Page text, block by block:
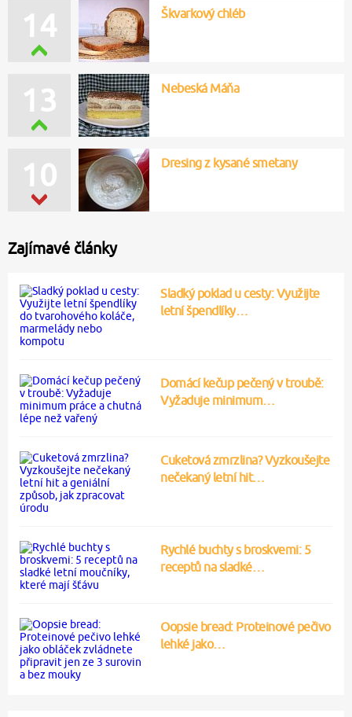
13 Nebeská Máňa
14 Škvarkový chléb
10 Dresing z kysané smetany
Zajímavé články
Sladký poklad u cesty: Využijte
letní špendlíky…
Domácí kečup pečený v troubě:
Vyžaduje minimum…
Cuketová zmrzlina? Vyzkoušejte
nečekaný letní hit…
Rychlé buchty s broskvemi: 5
receptů na sladké…
Oopsie bread: Proteinové pečivo
lehké jako…